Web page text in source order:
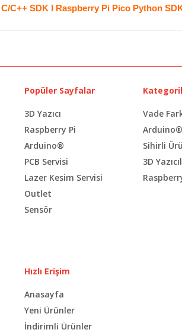
C++ SDK I
Raspberry Pi Pico Python
Popüler Sayfalar
3D Yazıcı
Raspberry Pi
Arduino®
PCB Servisi
Lazer Kesim Servisi
Outlet
Sensör
Vade
Arduino®
Sihirli
3D
Hızlı Erişim
Anasayfa
Yeni Ürünler
İndirimli Ürünler